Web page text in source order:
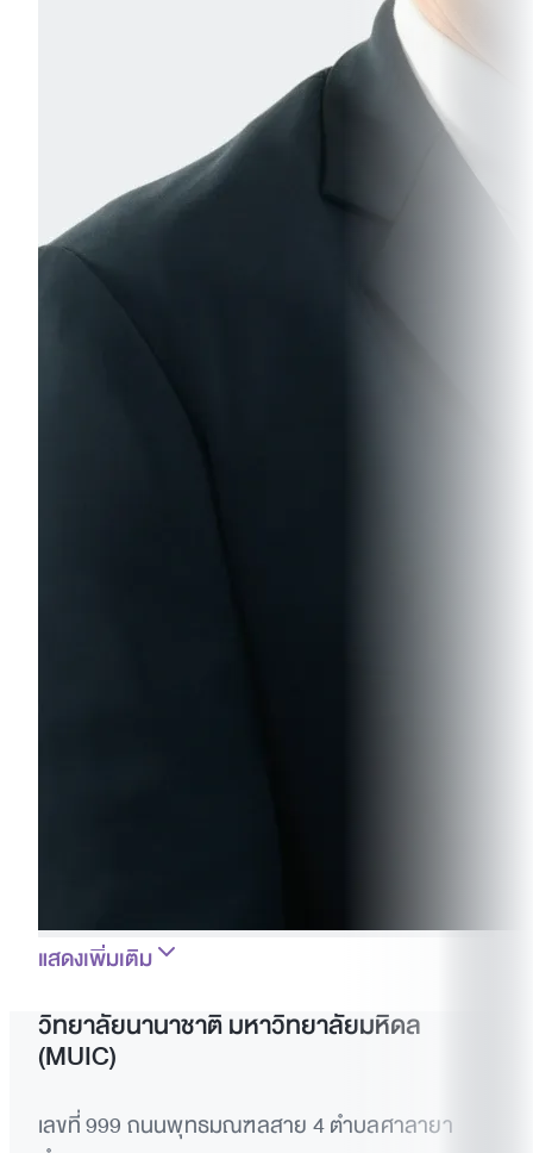
แสดงเพิ่มเติม
วิทยาลัยนานาชาติ มหาวิทยาลัยมหิดล
(MUIC)
เลขที่ 999 ถนนพุทธมณฑลสาย 4 ตำบลศาลายา